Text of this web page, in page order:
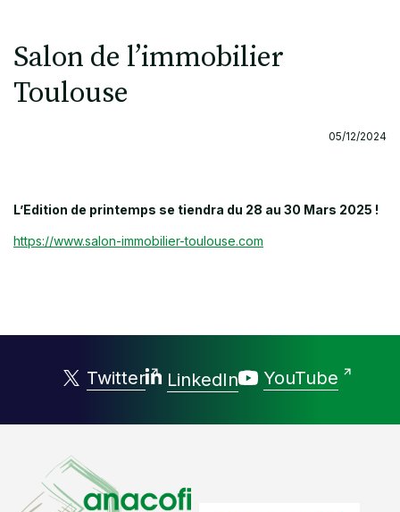
Salon de l’immobilier
Toulouse
05/12/2024
L’Edition de printemps se tiendra du 28 au 30 Mars 2025 !
https://www.salon-immobilier-toulouse.com
Twitter LinkedIn YouTube